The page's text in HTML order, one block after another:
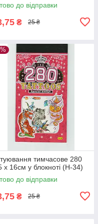
до відправки
₴ 25 ₴
тимчасове 280
х 16см у блокноті (H-34)
до відправки
₴ 25 ₴